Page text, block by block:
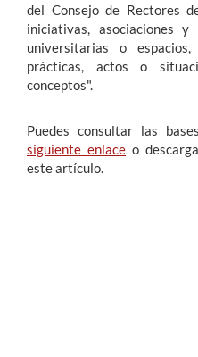
del Consejo de Rectores
iniciativas, asociaciones
universitarias o
prácticas, actos o
conceptos".
Puedes consultar las
siguiente enlace o
este artículo.